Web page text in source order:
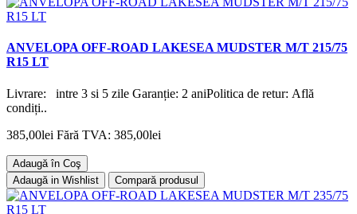
ANVELOPA OFF-ROAD LAKESEA MUDSTER M/T 215/75
R15 LT
Livrare: intre 3 si 5 zile Garanție: 2 aniPolitica de retur: Află
condiți..
385,00lei Fără TVA: 385,00lei
Adaugă în Coş
Adaugă in Wishlist
Compară produsul